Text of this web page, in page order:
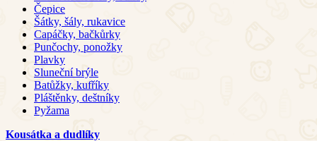
Čepice
Šátky, šály, rukavice
Capáčky, bačkůrky
Punčochy, ponožky
Plavky
Sluneční brýle
Batůžky, kufříky
Pláštěnky, deštníky
Pyžama
Kousátka a dudlíky